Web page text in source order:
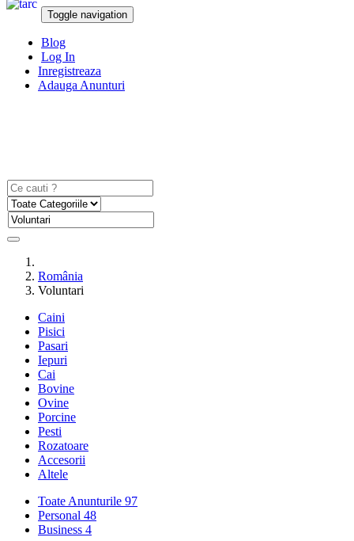
Toggle navigation
Blog
Log In
Inregistreaza
Adauga Anunturi
România
Voluntari
Caini
Pisici
Pasari
Iepuri
Cai
Bovine
Ovine
Porcine
Pesti
Rozatoare
Accesorii
Altele
Toate Anunturile 97
Personal 48
Business 4